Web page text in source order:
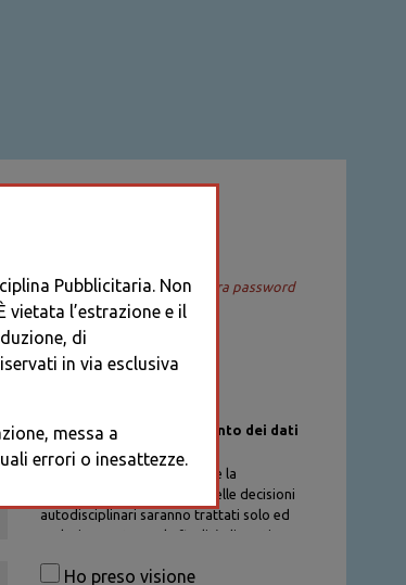
ACCEDI
Recupera password
Informativa sul trattamento dei dati
personali
I dati personali di chi richiede la
registrazione al Database delle decisioni
autodisciplinari saranno trattati solo ed
esclusivamente per la finalità di gestione
procedure previste dal Codice di
Ho preso visione
Pubblicitaria. Non
l’estrazione e il
di
in via esclusiva
messa a
errori o inesattezze.